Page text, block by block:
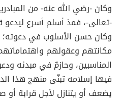
وكان -رضي الله عنه- من
-تعالى-، فمذ أسلم أسرع
وكان حسن الأسلوب في
مكانتهم وعقولهم
المناسبين، وحازمٌ في مبدئه
فيها إسلامه تبنّى منهج هذا
يضعف أو يتنازل لأجل قرابة أو